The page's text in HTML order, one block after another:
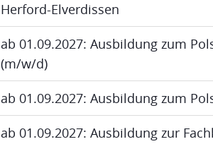
Herford-Elverdissen
ab 01.09.2027: Ausbildung zum
(m/w/d)
ab 01.09.2027: Ausbildung zum
ab 01.09.2027: Ausbildung zur